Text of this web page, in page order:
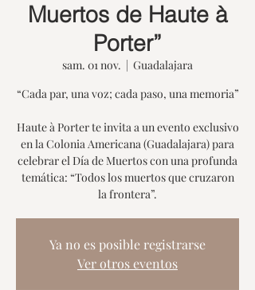
Muertos de Haute à
Porter”
sam. 01 nov.
  |
Guadalajara
“Cada par, una voz; cada paso, una memoria”
Haute à Porter te invita a un evento exclusivo
en la Colonia Americana (Guadalajara) para
celebrar el Día de Muertos con una profunda
temática: “Todos los muertos que cruzaron
la frontera”.
Ya no es posible registrarse
Ver otros eventos